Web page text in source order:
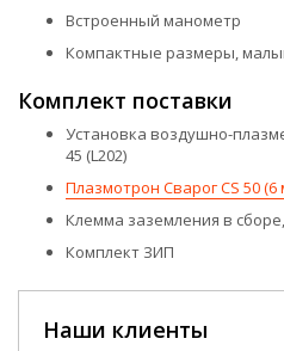
Встроенный манометр
Компактные размеры,
Комплект поставки
Установка воздушно-
45 (L202)
Плазмотрон Сварог СS 50 (6
Клемма заземления в
Комплект ЗИП
Наши клиенты